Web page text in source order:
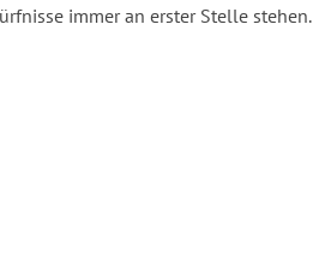
immer an erster Stelle stehen.